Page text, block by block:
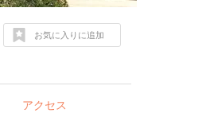
お気に入りに追加
アクセス